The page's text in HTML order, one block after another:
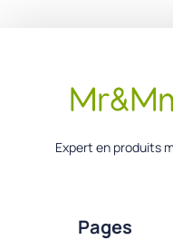
Expert en produits
Pages